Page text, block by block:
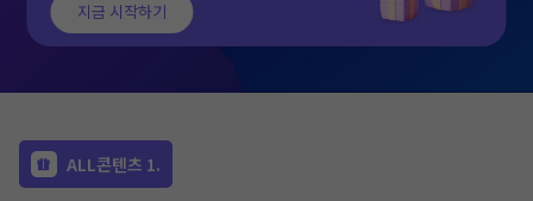
시 수강일 3일 자동 연장! 실기 87% 적중 신화 정
지금 시작하기
ALL콘텐츠 1.